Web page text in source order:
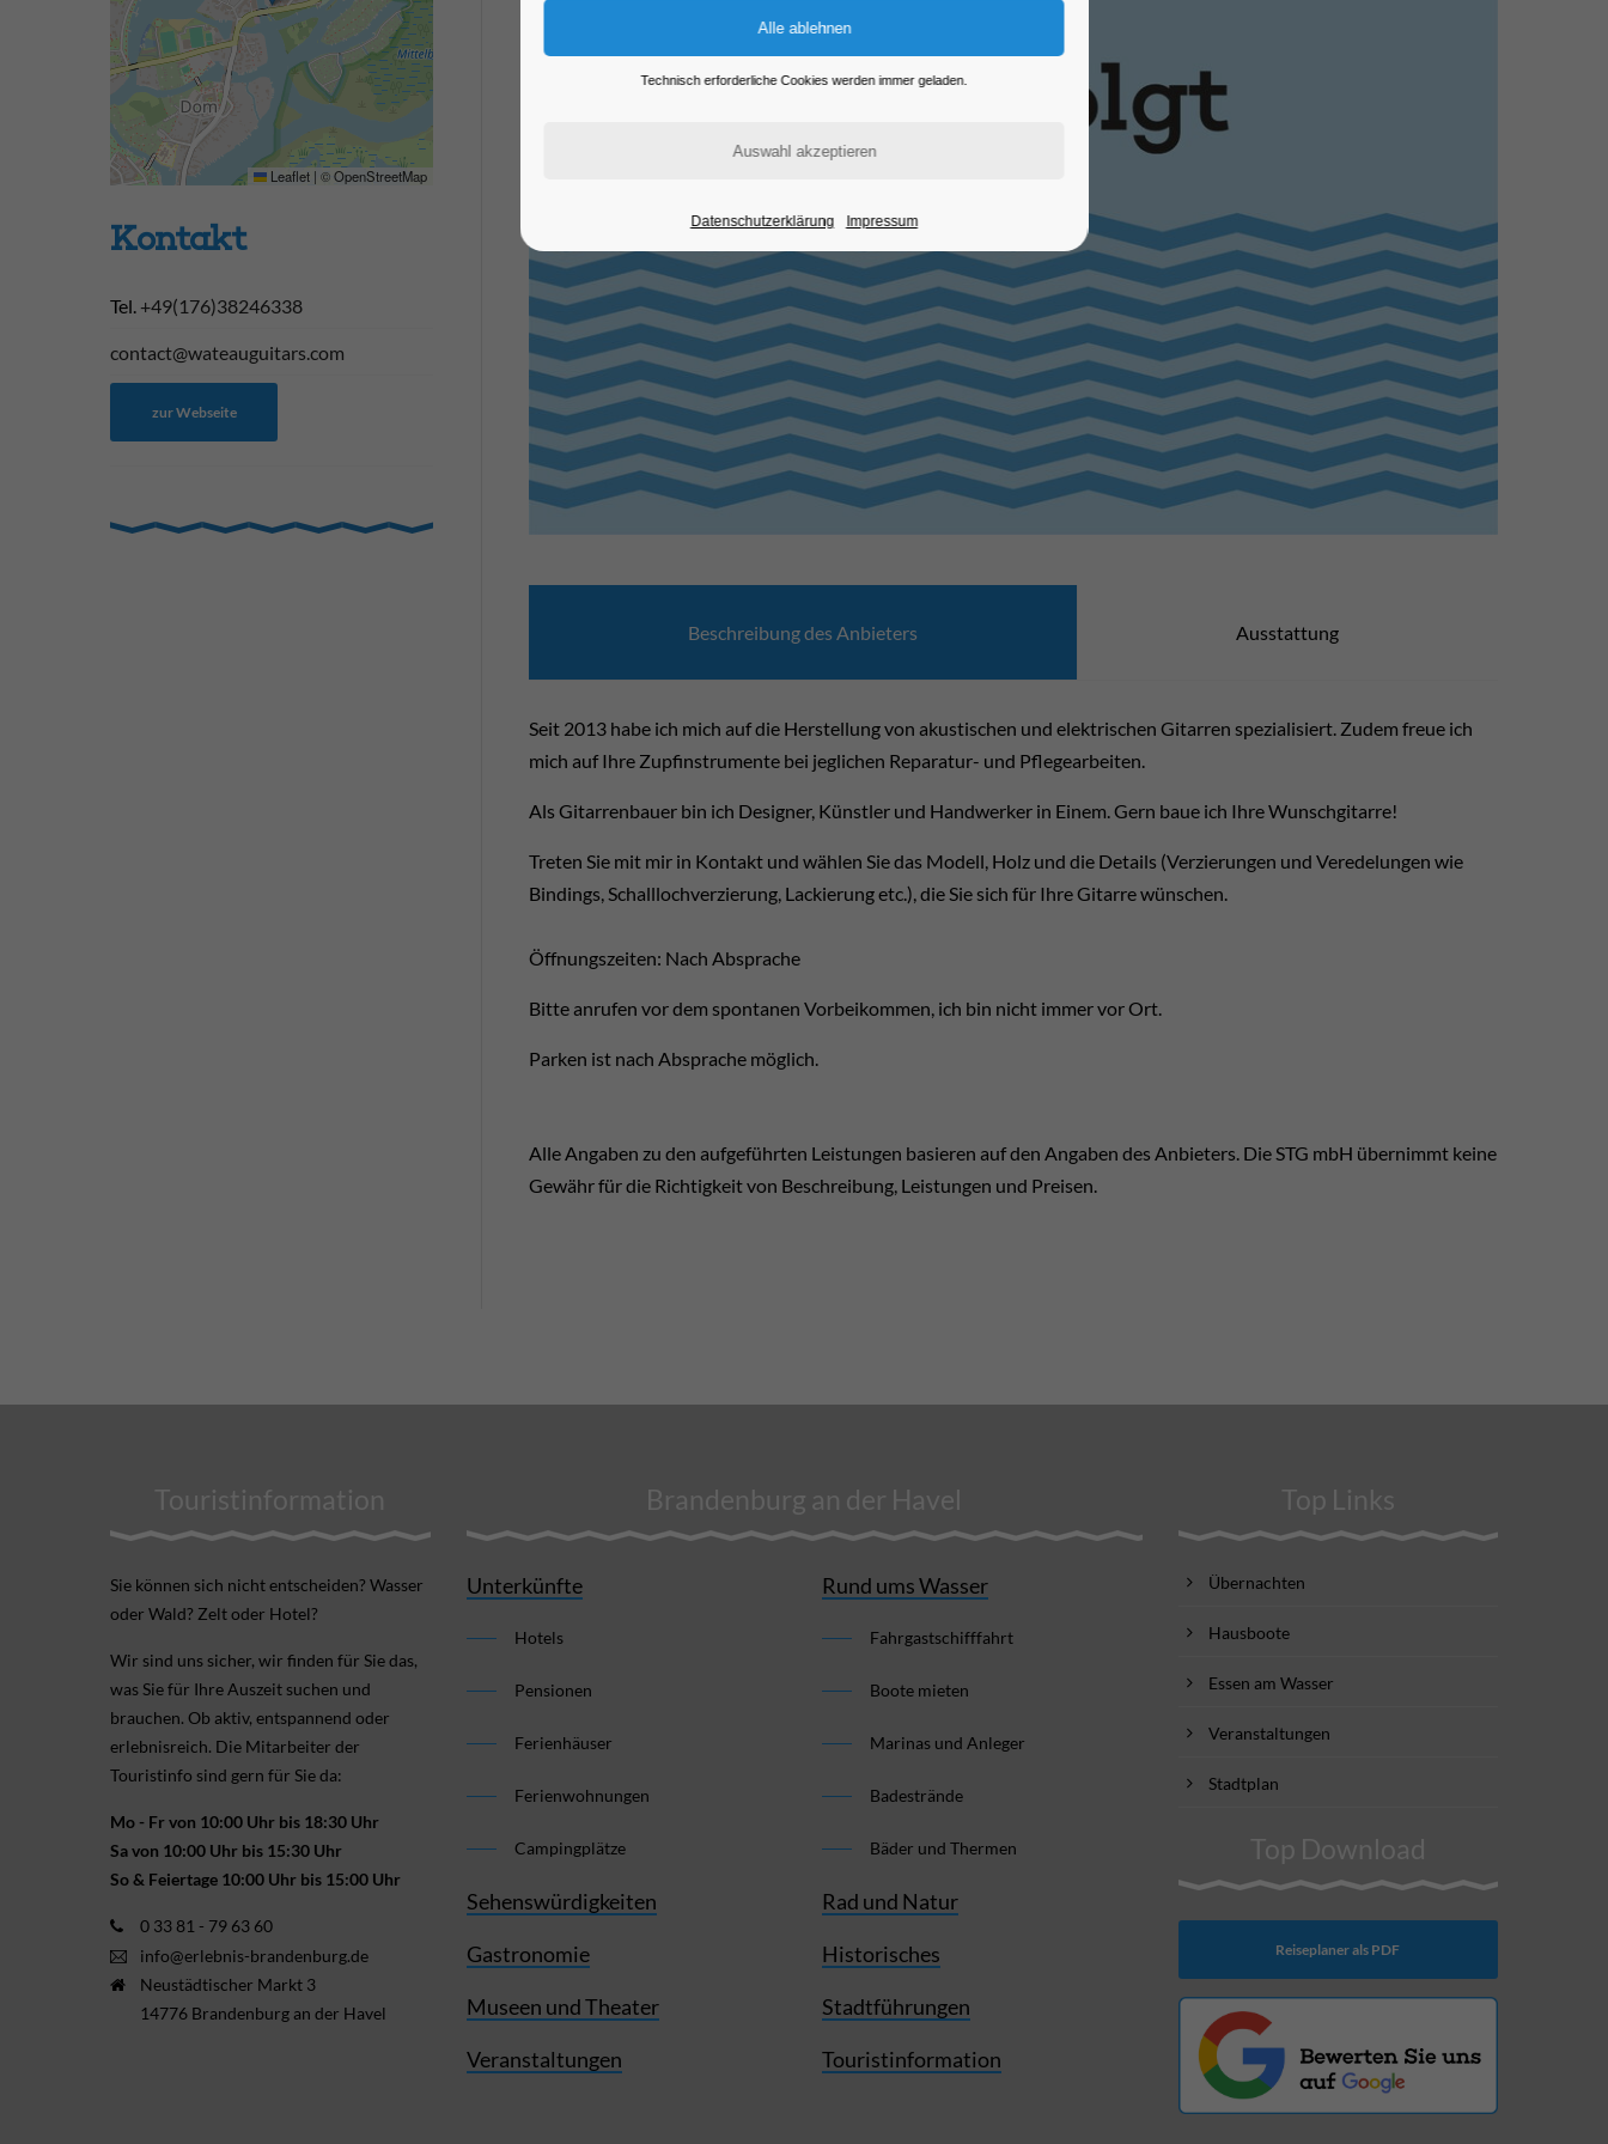
Beschrei­bung des Anbie­ters Ausstattung
Seit 2013 habe ich mich auf die Herstellung von akustischen und elektrischen Gitarren spezialisiert. Zudem freue ich
mich auf Ihre Zupfinstrumente bei jeglichen Reparatur- und Pflegearbeiten.
Als Gitarrenbauer bin ich Designer, Künstler und Handwerker in Einem. Gern baue ich Ihre Wunschgitarre!
Treten Sie mit mir in Kontakt und wählen Sie das Modell, Holz und die Details (Verzierungen und Veredelungen wie
Bindings, Schalllochverzierung, Lackierung etc.), die Sie sich für Ihre Gitarre wünschen.
Öffnungszeiten: Nach Absprache
Bitte anrufen vor dem spontanen Vorbeikommen, ich bin nicht immer vor Ort.
Parken ist nach Absprache möglich.
Alle Angaben zu den aufgeführten Leistungen basieren auf den Angaben des Anbieters. Die STG mbH übernimmt keine
Gewähr für die Richtigkeit von Beschreibung, Leistungen und Preisen.
Leaflet | ©OpenStreetMap
Kontakt
Tel. +49(176)38246338
contact@wateauguitars.com
zur Webseite
Touristinformation
Sie können sich nicht ent­scheiden? Wasser
oder Wald? Zelt oder Hotel?
Wir sind uns sicher, wir finden für Sie das,
was Sie für Ihre Aus­zeit suchen und
brauchen. Ob aktiv, ent­spannend oder
erlebnis­reich. Die Mitarbeiter der
Touristinfo sind gern für Sie da:
Mo - Fr von 10:00 Uhr bis 18:30 Uhr
Sa von 10:00 Uhr bis 15:30 Uhr
So & Feiertage 10:00 Uhr bis 15:00 Uhr
0 33 81 - 79 63 60
info@erlebnis-brandenburg.de
Neustädtischer Markt 3
14776 Brandenburg an der Havel
Brandenburg an der Havel
Unterkünfte
Hotels
Pensionen
Ferienhäuser
Ferienwohnungen
Campingplätze
Sehenswürdigkeiten
Gastronomie
Museen und Theater
Veranstaltungen
Rund ums Wasser
Fahrgastschifffahrt
Boote mieten
Marinas und Anleger
Badestrände
Bäder und Thermen
Rad und Natur
Historisches
Stadtführungen
Touristinformation
Top Links
Übernachten
Hausboote
Essen am Wasser
Veranstaltungen
Stadtplan
Top Download
Reiseplaner als PDF
Technisch erforderliche Cookies werden immer geladen.
Datenschutzerklärung Impressum